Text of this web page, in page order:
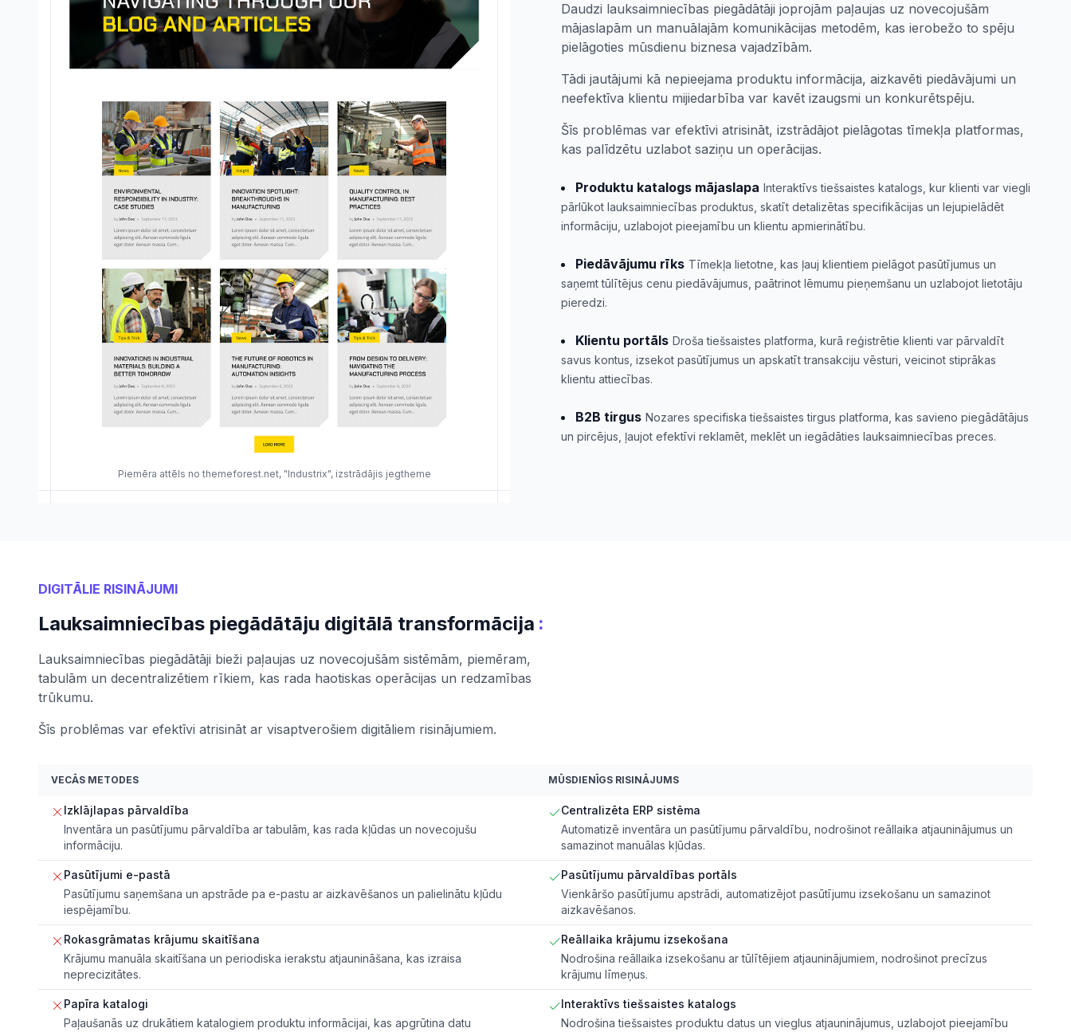
Piemēra attēls no themeforest.net, "Industrix", izstrādājis jegtheme
Daudzi lauksaimniecības piegādātāji joprojām paļaujas uz novecojušām
mājaslapām un manuālajām komunikācijas metodēm, kas ierobežo to spēju
pielāgoties mūsdienu biznesa vajadzībām.
Tādi jautājumi kā nepieejama produktu informācija, aizkavēti piedāvājumi un
neefektīva klientu mijiedarbība var kavēt izaugsmi un konkurētspēju.
Šīs problēmas var efektīvi atrisināt, izstrādājot pielāgotas tīmekļa platformas,
kas palīdzētu uzlabot saziņu un operācijas.
Produktu katalogs mājaslapa Interaktīvs tiešsaistes katalogs, kur klienti var viegli
pārlūkot lauksaimniecības produktus, skatīt detalizētas specifikācijas un lejupielādēt
informāciju, uzlabojot pieejamību un klientu apmierinātību.
Piedāvājumu rīks Tīmekļa lietotne, kas ļauj klientiem pielāgot pasūtījumus un
saņemt tūlītējus cenu piedāvājumus, paātrinot lēmumu pieņemšanu un uzlabojot lietotāju
pieredzi.
Klientu portāls Droša tiešsaistes platforma, kurā reģistrētie klienti var pārvaldīt
savus kontus, izsekot pasūtījumus un apskatīt transakciju vēsturi, veicinot stiprākas
klientu attiecības.
B2B tirgus Nozares specifiska tiešsaistes tirgus platforma, kas savieno piegādātājus
un pircējus, ļaujot efektīvi reklamēt, meklēt un iegādāties lauksaimniecības preces.
DIGITĀLIE RISINĀJUMI
Lauksaimniecības piegādātāju digitālā transformācija :
Lauksaimniecības piegādātāji bieži paļaujas uz novecojušām sistēmām, piemēram,
tabulām un decentralizētiem rīkiem, kas rada haotiskas operācijas un redzamības
trūkumu.
Šīs problēmas var efektīvi atrisināt ar visaptverošiem digitāliem risinājumiem.
VECĀS METODES MŪSDIENĪGS RISINĀJUMS
Izklājlapas pārvaldība
Inventāra un pasūtījumu pārvaldība ar tabulām, kas rada kļūdas un novecojušu
informāciju.
Centralizēta ERP sistēma
Automatizē inventāra un pasūtījumu pārvaldību, nodrošinot reāllaika atjauninājumus un
samazinot manuālas kļūdas.
Pasūtījumi e-pastā
Pasūtījumu saņemšana un apstrāde pa e-pastu ar aizkavēšanos un palielinātu kļūdu
iespējamību.
Pasūtījumu pārvaldības portāls
Vienkāršo pasūtījumu apstrādi, automatizējot pasūtījumu izsekošanu un samazinot
aizkavēšanos.
Rokasgrāmatas krājumu skaitīšana
Krājumu manuāla skaitīšana un periodiska ierakstu atjaunināšana, kas izraisa
neprecizitātes.
Reāllaika krājumu izsekošana
Nodrošina reāllaika izsekošanu ar tūlītējiem atjauninājumiem, nodrošinot precīzus
krājumu līmeņus.
Papīra katalogi
Paļaušanās uz drukātiem katalogiem produktu informācijai, kas apgrūtina datu
Interaktīvs tiešsaistes katalogs
Nodrošina tiešsaistes produktu datus un vieglus atjauninājumus, uzlabojot pieejamību